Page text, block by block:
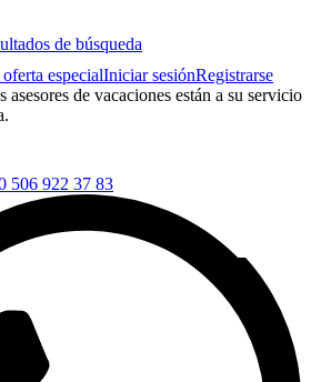
de búsqueda
especialIniciar sesiónRegistrarse
asesores de vacaciones están a su servicio
506 922 37 83